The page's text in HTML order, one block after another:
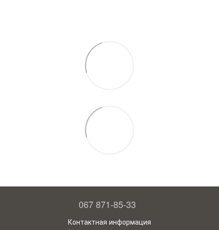
067 871-85-33
Контактная информация